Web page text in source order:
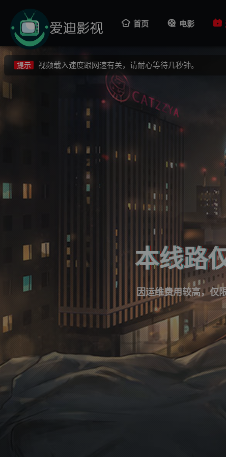
首页 电影
提示 不要轻易相信视频中的广告，谨防上当受骗!
提示 如果无法播放请重新刷新页面，或者切换线路。
提示 视频载入速度跟网速有关，请耐心等待几秒钟。
不要轻易相信视频中的广告，谨防上当受骗!
本线路
因运维费用较高，仅